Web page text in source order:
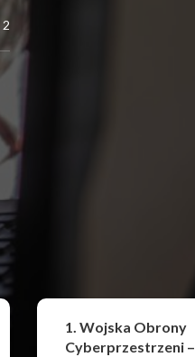
2
1. Wojska Obrony
Cyberprzestrzeni –